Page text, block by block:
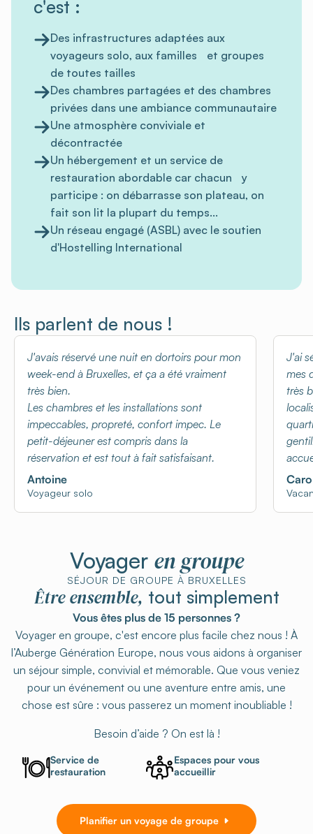
c'est :
Des infrastructures adaptées aux
voyageurs solo, aux familles et groupes
de toutes tailles
Des chambres partagées et des chambres
privées dans une ambiance communautaire
Une atmosphère conviviale et
décontractée
Un hébergement et un service de
restauration abordable car chacun y
participe : on débarrasse son plateau, on
fait son lit la plupart du temps...
Un réseau engagé (ASBL) avec le soutien
d'Hostelling International
Ils parlent de nous !
J'avais réservé une nuit en dortoirs pour mon
week-end à Bruxelles, et ça a été vraiment
très bien.
Les chambres et les installations sont
impeccables, propreté, confort impec. Le
petit-déjeuner est compris dans la
réservation et est tout à fait satisfaisant.
Antoine
Voyageur solo
J'ai
mes
très
Caro
Voyager en groupe
SÉJOUR DE GROUPE À BRUXELLES
Être ensemble, tout simplement
Vous êtes plus de 15 personnes ?
Voyager en groupe, c'est encore plus facile chez nous ! À
l’Auberge Génération Europe, nous vous aidons à organiser
un séjour simple, convivial et mémorable. Que vous veniez
pour un événement ou une aventure entre amis, une
chose est sûre : vous passerez un moment inoubliable !
Besoin d’aide ? On est là !
Service de
restauration
Espaces pour vous
accueillir
Planifier un voyage de groupe